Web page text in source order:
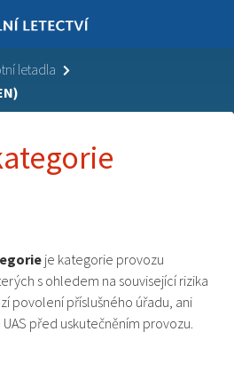
letadla
je kategorie provozu
s ohledem na související rizika
povolení příslušného úřadu, ani
před uskutečněním provozu.